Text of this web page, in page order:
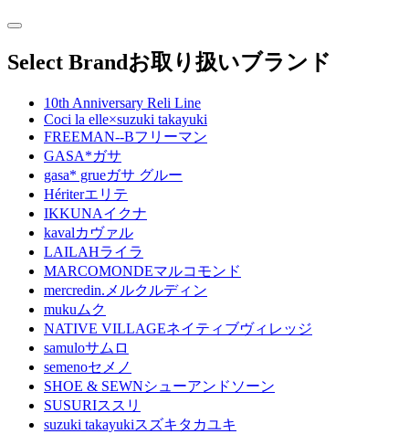
Select Brandお取り扱いブランド
10th Anniversary Reli Line
Coci la elle×suzuki takayuki
FREEMAN--Bフリーマン
GASA*ガサ
gasa* grueガサ グルー
Hériterエリテ
IKKUNAイクナ
kavalカヴァル
LAILAHライラ
MARCOMONDEマルコモンド
mercredin. メルクルディン
muku ムク
NATIVE VILLAGEネイティブヴィレッジ
samuloサムロ
semenoセメノ
SHOE & SEWNシューアンドソーン
SUSURIススリ
suzuki takayukiスズキタカユキ